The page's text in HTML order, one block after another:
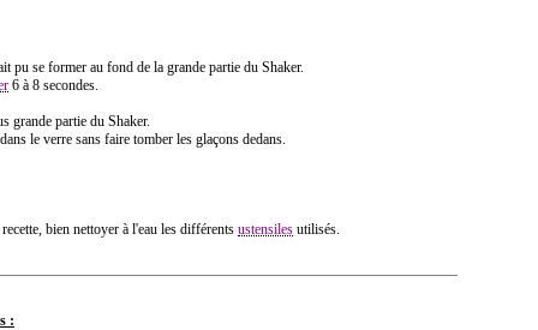
pu se former au fond de la grande partie du Shaker.
6 à 8 secondes.
grande partie du Shaker.
le verre sans faire tomber les glaçons dedans.
bien nettoyer à l'eau les différents ustensiles utilisés.
: